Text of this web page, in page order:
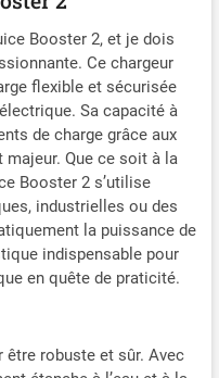
équipés d’une
2. Utilisez-le
comme câble
les bornes
compatibles sans
de câble
Prêt à
– Aucune
nécessaire :
le directement sur
30 types de prises
adaptateurs
Pas besoin
rechargez
que ce soit
ou en
Booster 2, et je dois
Ce chargeur
flexible et sécurisée
Sa capacité à
de charge grâce aux
Que ce soit à la
Booster 2 s’utilise
industrielles ou des
la puissance de
indispensable pour
en quête de praticité.
robuste et sûr. Avec